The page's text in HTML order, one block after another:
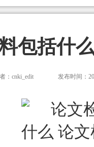
包括什
：cnki_edit 发布时间：